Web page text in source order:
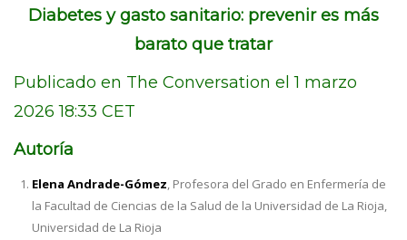
Diabetes y gasto sanitario: prevenir es más
barato que tratar
Publicado en The Conversation el 1 marzo
2026 18:33 CET
Autoría
Elena Andrade-Gómez, Profesora del Grado en Enfermería de
la Facultad de Ciencias de la Salud de la Universidad de La Rioja,
Universidad de La Rioja